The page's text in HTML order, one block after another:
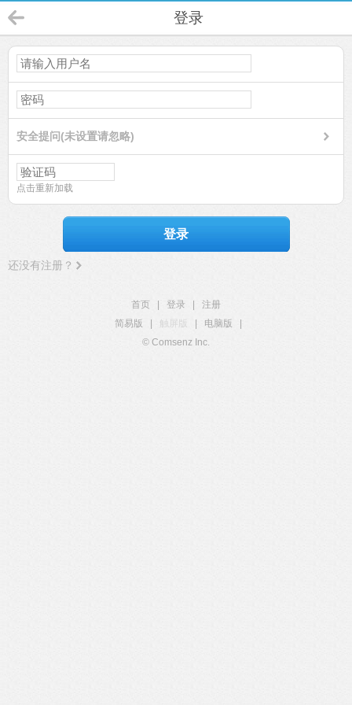
登录
安全提问(未设置请忽略)
点击重新加载
登录
还没有注册？
首页 登录
注册
简易版
触屏版 电脑版
© Comsenz Inc.